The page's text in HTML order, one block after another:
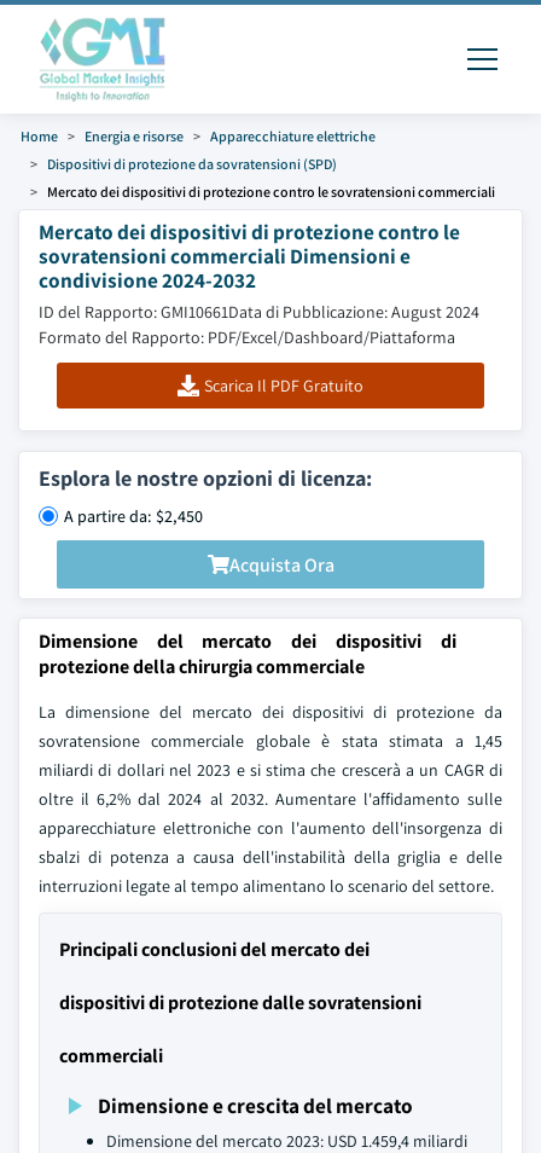
Home Energia e risorse
Apparecchiature elettriche
Dispositivi di protezione da sovratensioni (SPD)
Mercato dei dispositivi di protezione contro le sovratensioni commerciali
Mercato dei dispositivi di protezione contro le
sovratensioni commerciali Dimensioni e
condivisione 2024-2032
ID del Rapporto: GMI10661Data di Pubblicazione: August 2024
Formato del Rapporto: PDF/Excel/Dashboard/Piattaforma
Scarica Il PDF Gratuito
Esplora le nostre opzioni di licenza:
A partire da: $2,450
Acquista Ora
Dimensione del mercato dei dispositivi di
protezione della chirurgia commerciale
La dimensione del mercato dei dispositivi di protezione da
sovratensione commerciale globale è stata stimata a 1,45
miliardi di dollari nel 2023 e si stima che crescerà a un CAGR di
oltre il 6,2% dal 2024 al 2032. Aumentare l'affidamento sulle
apparecchiature elettroniche con l'aumento dell'insorgenza di
sbalzi di potenza a causa dell'instabilità della griglia e delle
interruzioni legate al tempo alimentano lo scenario del settore.
Principali conclusioni del mercato dei
dispositivi di protezione dalle sovratensioni
commerciali
Dimensione e crescita del mercato
Dimensione del mercato 2023: USD 1.459,4 miliardi